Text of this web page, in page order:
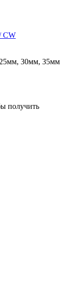
CW
30мм, 35мм
получить